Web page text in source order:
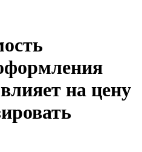
на цену